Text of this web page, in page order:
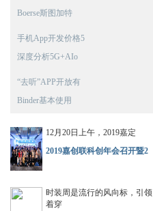
Boerse斯图加特
手机App开发价格5
深度分析5G+AIo
“去听”APP开放有
Binder基本使用
12月20日上午，2019嘉定
2019嘉创联科创年会召开暨2
时装周是流行的风向标，引领
着穿